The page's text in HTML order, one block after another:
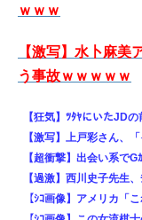
ｗｗｗ
【激写】水卜麻美
う事故ｗｗｗｗｗ